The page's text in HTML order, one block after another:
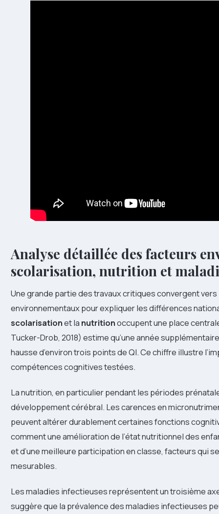
Analyse détaillée des facteurs
scolarisation, nutrition et
Une grande partie des travaux critiques convergent
environnementaux pour expliquer les différences
scolarisationet la nutritionoccupent une place
Tucker-Drob, 2018) estime qu’une année
hausse d’environ trois points de QI. Ce chiffre illustre
compétences cognitives testées.
La nutrition, en particulier pendant les périodes
développement cérébral. Les carences en
peuvent altérer durablement certaines fonctions
comment une amélioration de l’état nutritionnel des
et d’une meilleure participation en classe, facteurs qui
mesurables.
Les maladies infectieuses représentent un troisième axe
suggère que la prévalence des maladies infectieuses